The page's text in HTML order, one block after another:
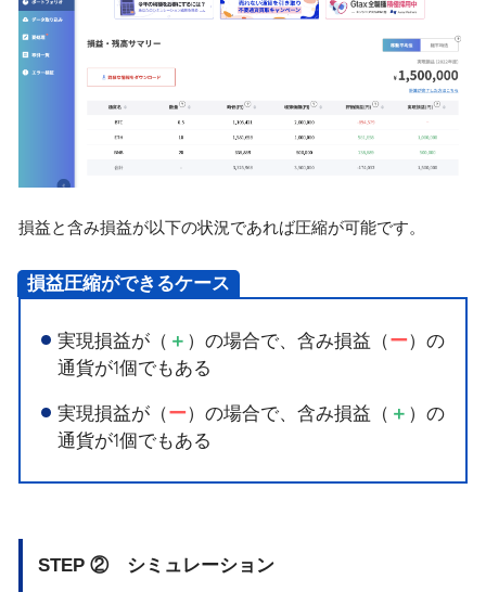
損益と含み損益が以下の状況であれば圧縮が可能です。
損益圧縮ができるケース
実現損益が（ ＋ ）の場合で、含み損益（ー）の
通貨が1個でもある
実現損益が（ー）の場合で、含み損益（ ＋ ）の
通貨が1個でもある
STEP ② シミュレーション